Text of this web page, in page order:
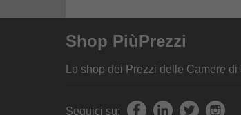
Shop PiùPrezzi
Lo shop dei Prezzi delle Camere
Seguici su: